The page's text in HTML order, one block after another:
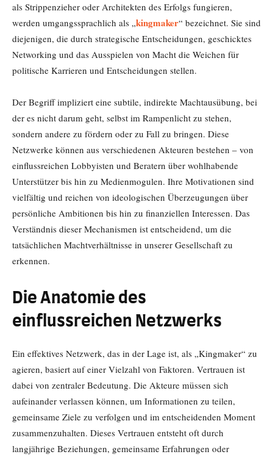
als Strippenzieher oder Architekten des Erfolgs fungieren,
werden umgangssprachlich als „kingmaker“ bezeichnet. Sie sind
diejenigen, die durch strategische Entscheidungen, geschicktes
Networking und das Ausspielen von Macht die Weichen für
politische Karrieren und Entscheidungen stellen.
Der Begriff impliziert eine subtile, indirekte Machtausübung, bei
der es nicht darum geht, selbst im Rampenlicht zu stehen,
sondern andere zu fördern oder zu Fall zu bringen. Diese
Netzwerke können aus verschiedenen Akteuren bestehen – von
einflussreichen Lobbyisten und Beratern über wohlhabende
Unterstützer bis hin zu Medienmogulen. Ihre Motivationen sind
vielfältig und reichen von ideologischen Überzeugungen über
persönliche Ambitionen bis hin zu finanziellen Interessen. Das
Verständnis dieser Mechanismen ist entscheidend, um die
tatsächlichen Machtverhältnisse in unserer Gesellschaft zu
erkennen.
Die Anatomie des
einflussreichen Netzwerks
Ein effektives Netzwerk, das in der Lage ist, als „Kingmaker“ zu
agieren, basiert auf einer Vielzahl von Faktoren. Vertrauen ist
dabei von zentraler Bedeutung. Die Akteure müssen sich
aufeinander verlassen können, um Informationen zu teilen,
gemeinsame Ziele zu verfolgen und im entscheidenden Moment
zusammenzuhalten. Dieses Vertrauen entsteht oft durch
langjährige Beziehungen, gemeinsame Erfahrungen oder